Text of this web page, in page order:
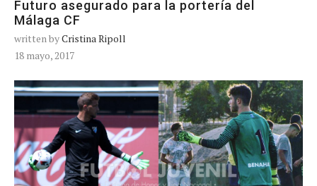
Futuro asegurado para la portería del
Málaga CF
written byCristina Ripoll
18 mayo, 2017